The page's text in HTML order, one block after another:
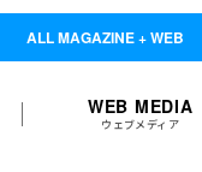
ALL MAGAZINE + WEB
WEB MEDIA
ウェブメディア